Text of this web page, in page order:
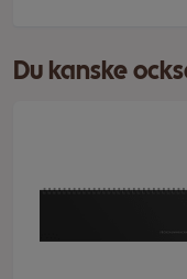
Du kanske